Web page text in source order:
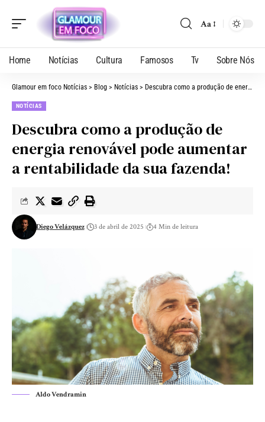
Aa
Home Notícias Cultura Famosos Tv Sobre Nós
Glamour em foco Notícias > Blog > Notícias > Descubra como a produção de energia renovável pode aumentar a rentabilidade da sua fazenda!
NOTÍCIAS
Descubra como a produção de
energia renovável pode aumentar
a rentabilidade da sua fazenda!
Diego Velázquez 3 de abril de 2025 4 Min de leitura
Aldo Vendramin